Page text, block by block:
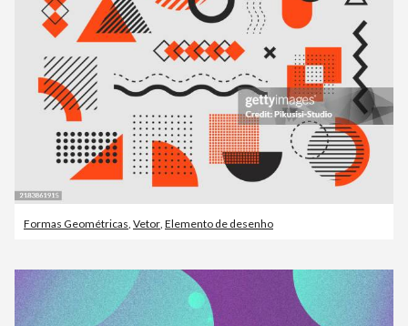
Formas Geométricas Vetor Elemento de desenho